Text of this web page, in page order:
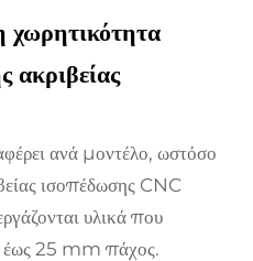
χωρητικότητα
ακριβείας
ανά μοντέλο, ωστόσο
ισοπέδωσης CNC
υλικά που
25 mm πάχος.